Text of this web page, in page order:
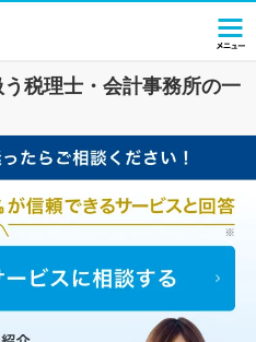
税理士・会計事務所の一